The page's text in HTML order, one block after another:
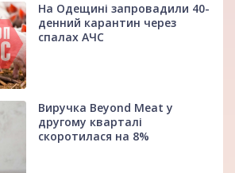
На Одещині запровадили 40-
денний карантин через
спалах АЧС
Виручка Beyond Meat у
другому кварталі
скоротилася на 8%